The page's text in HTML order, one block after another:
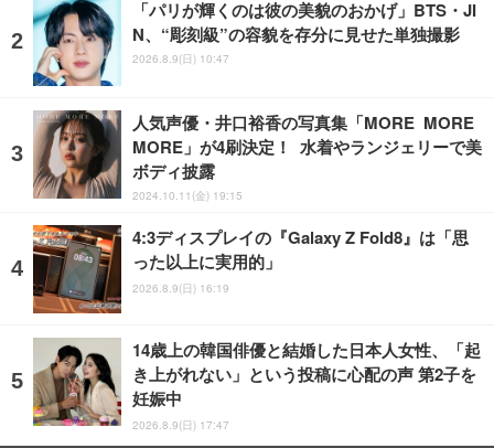
「パリが輝くのは彼の美貌のおかげ」BTS・JI
N、“彫刻級”の容貌を存分に見せた単独撮影
2026.8.9(日) 10:47
人気声優・井口裕香の写真集「MORE MORE
MORE」が4刷決定！ 水着やランジェリーで美
ボディ披露
2024.10.11(金) 19:15
4:3ディスプレイの『Galaxy Z Fold8』は「思
った以上に実用的」
2026.8.9(日) 16:19
14歳上の韓国俳優と結婚した日本人女性、「起
き上がれない」という投稿に心配の声 第2子を
妊娠中
2026.8.9(日) 17:47